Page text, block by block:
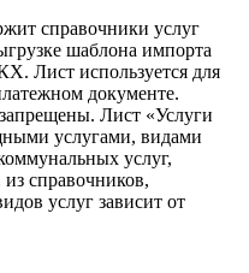
справочники услуг
шаблона импорта
Лист используется для
документе.
Лист «Услуги
услугами, видами
услуг,
справочников,
услуг зависит от